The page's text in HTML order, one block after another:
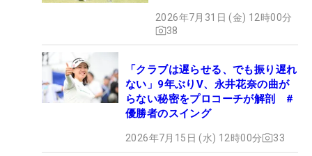
2026年7月31日 (金) 12時00分
38
「クラブは遅らせる、でも振り遅れ
ない」9年ぶりV、永井花奈の曲が
らない秘密をプロコーチが解剖 #
優勝者のスイング
2026年7月15日 (水) 12時00分 33